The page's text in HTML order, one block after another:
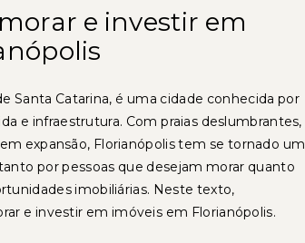
e investir em
Santa Catarina, é uma cidade conhecida por
e infraestrutura. Com praias deslumbrantes,
expansão, Florianópolis tem se tornado um
por pessoas que desejam morar quanto
imobiliárias. Neste texto,
e investir em imóveis em Florianópolis.